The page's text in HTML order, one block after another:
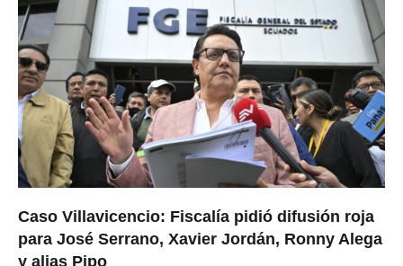
Caso Villavicencio: Fiscalía pidió difusión roja
para José Serrano, Xavier Jordán, Ronny Alega
y alias Pipo